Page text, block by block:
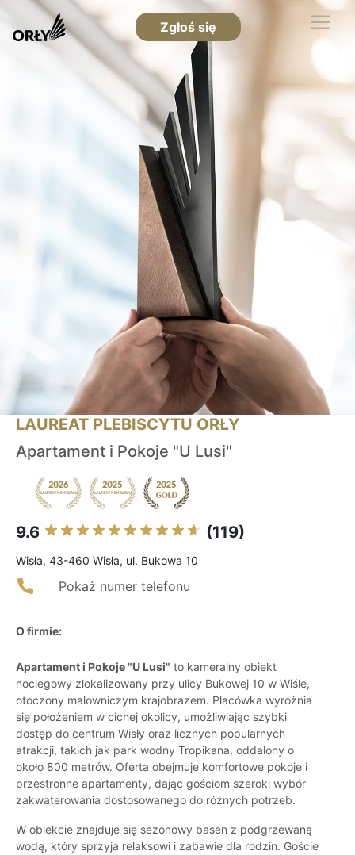
Zgłoś się
LAUREAT PLEBISCYTU ORŁY
Apartament i Pokoje "U Lusi"
9.6 (119)
Wisła, 43-460 Wisła, ul. Bukowa 10
Pokaż numer telefonu
O firmie:
Apartament i Pokoje "U Lusi" to kameralny obiekt
noclegowy zlokalizowany przy ulicy Bukowej 10 w Wiśle,
otoczony malowniczym krajobrazem. Placówka wyróżnia
się położeniem w cichej okolicy, umożliwiając szybki
dostęp do centrum Wisły oraz licznych popularnych
atrakcji, takich jak park wodny Tropikana, oddalony o
około 800 metrów. Oferta obejmuje komfortowe pokoje i
przestronne apartamenty, dając gościom szeroki wybór
zakwaterowania dostosowanego do różnych potrzeb.
W obiekcie znajduje się sezonowy basen z podgrzewaną
wodą, który sprzyja relaksowi i zabawie dla rodzin. Goście